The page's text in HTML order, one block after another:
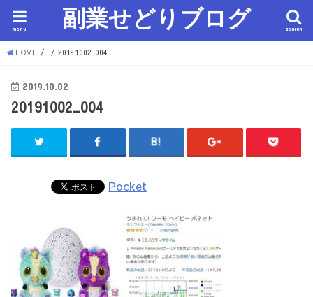
副業せどりブログ search
menu
HOME 20191002_004
2019.10.02
20191002_004
Pocket